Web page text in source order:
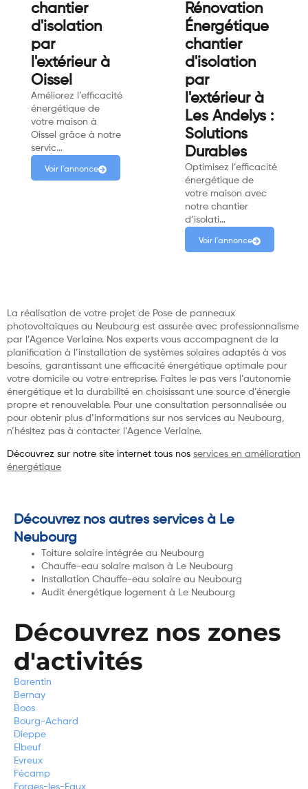
chantier
d'isolation
par
l'extérieur à
Oissel
Améliorez l’efficacité
énergétique de
votre maison à
Oissel grâce à notre
servic…
Voir l'annonce
Rénovation
Énergétique
chantier
d'isolation
par
l'extérieur à
Les Andelys :
Solutions
Durables
Optimisez l’efficacité
énergétique de
votre maison avec
notre chantier
d’isolati…
Voir l'annonce
La réalisation de votre projet de Pose de panneaux
photovoltaïques au Neubourg est assurée avec professionnalisme
par l’Agence Verlaine. Nos experts vous accompagnent de la
planification à l’installation de systèmes solaires adaptés à vos
besoins, garantissant une efficacité énergétique optimale pour
votre domicile ou votre entreprise. Faites le pas vers l’autonomie
énergétique et la durabilité en choisissant une source d’énergie
propre et renouvelable. Pour une consultation personnalisée ou
pour obtenir plus d’informations sur nos services au Neubourg,
n’hésitez pas à contacter l’Agence Verlaine.
Découvrez sur notre site internet tous nos services en amélioration
énergétique
Découvrez nos autres services à Le
Neubourg
Toiture solaire intégrée au Neubourg
Chauffe-eau solaire maison à Le Neubourg
Installation Chauffe-eau solaire au Neubourg
Audit énergétique logement à Le Neubourg
Découvrez nos zones
d'activités
Barentin
Bernay
Boos
Bourg-Achard
Dieppe
Elbeuf
Evreux
Fécamp